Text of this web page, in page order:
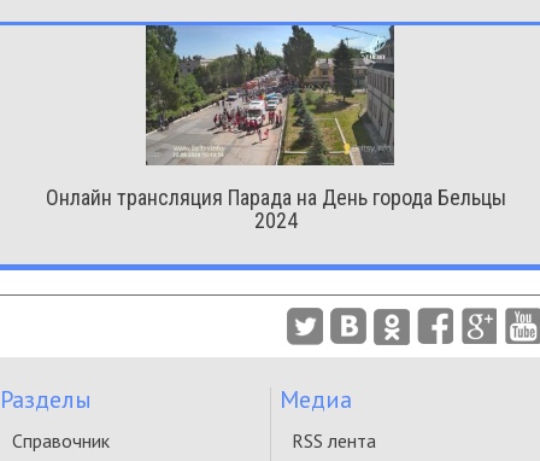
Онлайн трансляция Парада на День города Бельцы
2024
Разделы
Справочник
Медиа
RSS лента